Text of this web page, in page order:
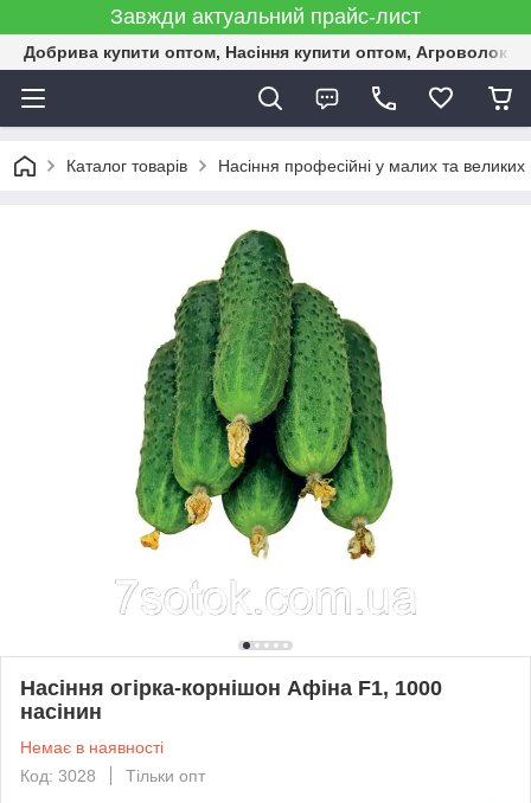
Завжди актуальний прайс-лист
Добрива купити оптом, Насіння купити оптом,
Каталог товарів Насіння професійні у малих та великих
Насіння огірка-корнішон Афіна F1, 1000
насінин
Немає в наявності
Код: 3028
Тільки опт